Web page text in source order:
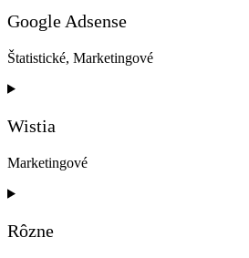
service
facebook
Google Adsense
Štatistické, Marketingové
Consent
service
google-
Wistia
Marketingové
Consent
service
wistia
Rôzne